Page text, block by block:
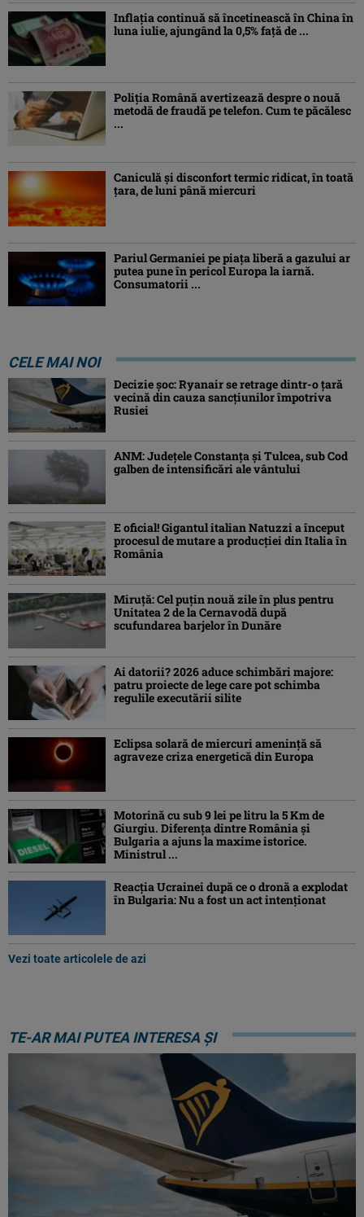
Inflaţia continuă să încetinească în China în
luna iulie, ajungând la 0,5% faţă de ...
Poliția Română avertizează despre o nouă
metodă de fraudă pe telefon. Cum te păcălesc
...
Caniculă şi disconfort termic ridicat, în toată
ţara, de luni până miercuri
Pariul Germaniei pe piaţa liberă a gazului ar
putea pune în pericol Europa la iarnă.
Consumatorii ...
CELE MAI NOI
Decizie șoc: Ryanair se retrage dintr-o țară
vecină din cauza sancțiunilor împotriva
Rusiei
ANM: Judeţele Constanţa şi Tulcea, sub Cod
galben de intensificări ale vântului
E oficial! Gigantul italian Natuzzi a început
procesul de mutare a producției din Italia în
România
Miruță: Cel puțin nouă zile în plus pentru
Unitatea 2 de la Cernavodă după
scufundarea barjelor în Dunăre
Ai datorii? 2026 aduce schimbări majore:
patru proiecte de lege care pot schimba
regulile executării silite
Eclipsa solară de miercuri ameninţă să
agraveze criza energetică din Europa
Motorină cu sub 9 lei pe litru la 5 Km de
Giurgiu. Diferența dintre România și
Bulgaria a ajuns la maxime istorice.
Ministrul ...
Reacția Ucrainei după ce o dronă a explodat
în Bulgaria: Nu a fost un act intenționat
Vezi toate articolele de azi
TE-AR MAI PUTEA INTERESA ȘI